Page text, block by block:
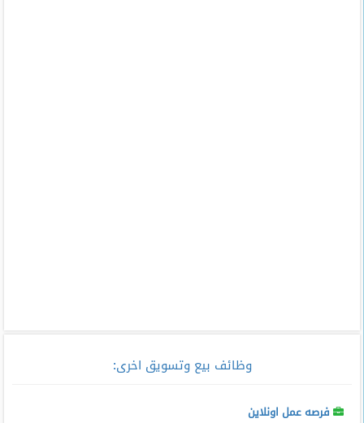
وظائف بيع وتسويق اخرى:
فرصه عمل اونلاين